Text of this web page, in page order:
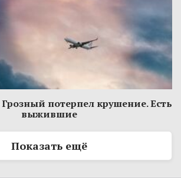
Грозный потерпел крушение. Есть
выжившие
Показать ещё